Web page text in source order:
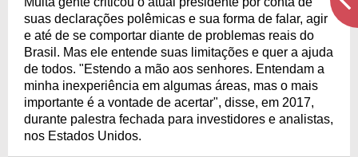
suas declarações polêmicas e sua forma de falar, agir
e até de se comportar diante de problemas reais do
Brasil. Mas ele entende suas limitações e quer a ajuda
de todos. "Estendo a mão aos senhores. Entendam a
minha inexperiência em algumas áreas, mas o mais
importante é a vontade de acertar", disse, em 2017,
durante palestra fechada para investidores e analistas,
nos Estados Unidos.